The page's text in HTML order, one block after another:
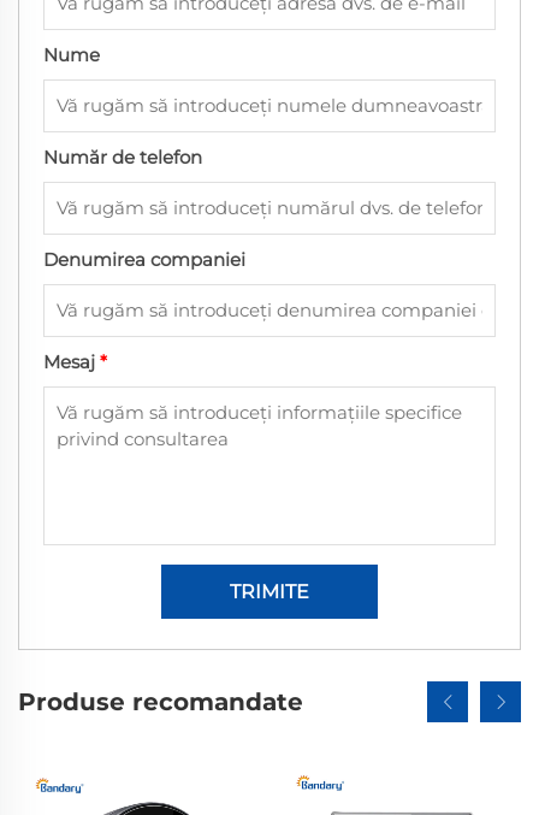
Nume
Număr de telefon
Denumirea companiei
Mesaj *
TRIMITE
Produse recomandate